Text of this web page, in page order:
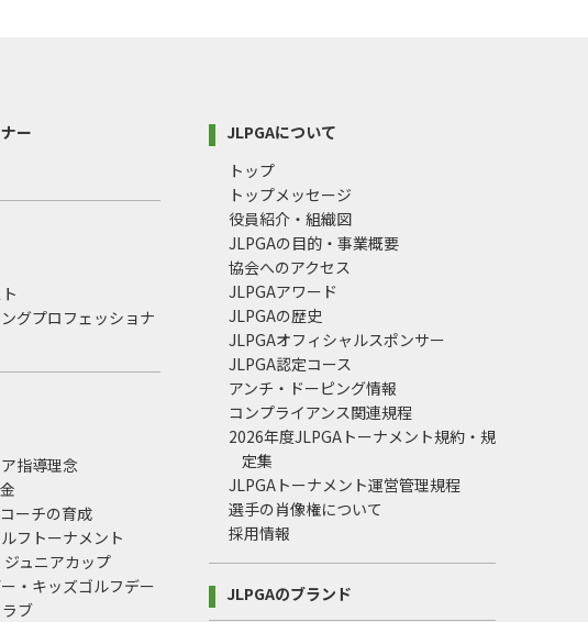
ー
グプロフェッショナ
指導理念
ーチの育成
フトーナメント
ュニアカップ
・キッズゴルフデー
ブ
JLPGAについて
トップ
トップメッセージ
役員紹介・組織図
JLPGAの目的・事業概要
協会へのアクセス
JLPGAアワード
JLPGAの歴史
JLPGAオフィシャルスポンサー
JLPGA認定コース
アンチ・ドーピング情報
コンプライアンス関連規程
2026年度JLPGAトーナメント規約・規
定集
JLPGAトーナメント運営管理規程
選手の肖像権について
採用情報
JLPGAのブランド